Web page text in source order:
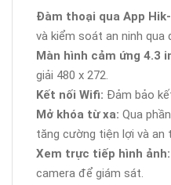
Đàm thoại qua App
và kiểm soát an ninh qua
Màn hình cảm ứng 4.3
giải 480 x 272.
Kết nối Wifi: Đảm bảo
Mở khóa từ xa: Qua
tăng cường tiện lợi và an
Xem trực tiếp hình ảnh:
camera để giám sát.